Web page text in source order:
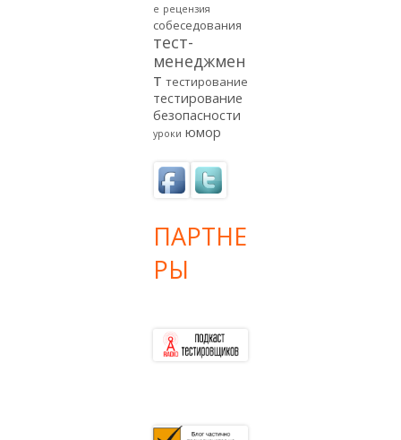
е рецензия
собеседования
тест-
менеджмен
т тестирование
тестирование
безопасности
уроки юмор
ПАРТНЕ
РЫ